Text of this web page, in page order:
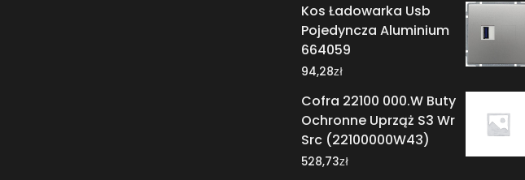
Kos Ładowarka Usb
Pojedyncza Aluminium
664059
94,28zł
Cofra 22100 000.W Buty
Ochronne Uprząż S3 Wr
Src (22100000W43)
528,73zł